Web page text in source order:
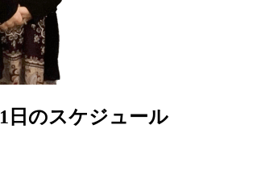
1日のスケジュール